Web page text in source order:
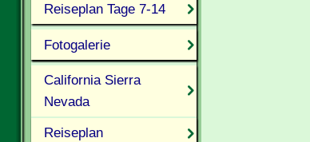
Reiseplan Tage 7-14
Fotogalerie
California Sierra
Nevada
Reiseplan